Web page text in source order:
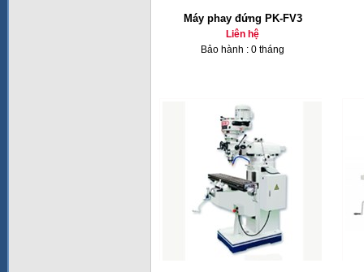
Máy phay đứng PK-FV3
Liên hệ
Bảo hành : 0 tháng